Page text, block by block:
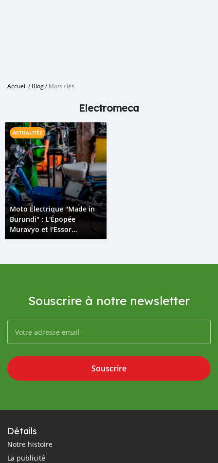
Accueil /Blog/Mots clés
Electromeca
ACTUALITÉS
Moto Électrique "Made in
Burundi" : L'Épopée
Muravyo et l'Essor
d'ELECTROMECA
Souscrire à notre newsletter
Souscrire
Détails
Notre histoire
La publicité